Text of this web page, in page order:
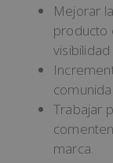
Mejorar
producto
Trabajar
marca.